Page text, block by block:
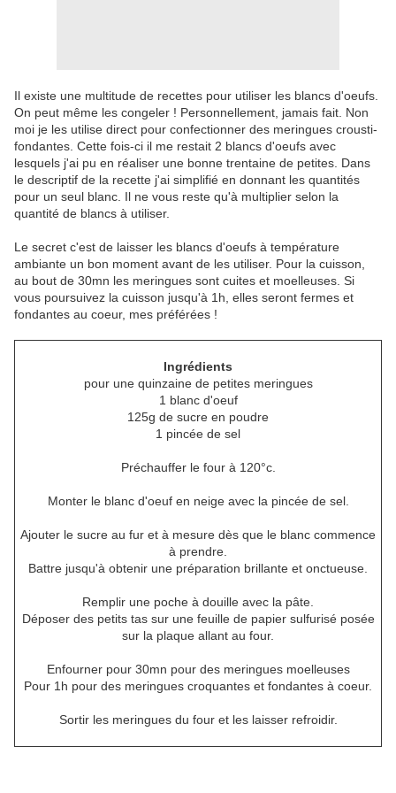
Il existe une multitude de recettes pour utiliser les blancs d'oeufs.
On peut même les congeler ! Personnellement, jamais fait. Non
moi je les utilise direct pour confectionner des meringues crousti-
fondantes. Cette fois-ci il me restait 2 blancs d'oeufs avec
lesquels j'ai pu en réaliser une bonne trentaine de petites. Dans
le descriptif de la recette j'ai simplifié en donnant les quantités
pour un seul blanc. Il ne vous reste qu'à multiplier selon la
quantité de blancs à utiliser.
Le secret c'est de laisser les blancs d'oeufs à température
ambiante un bon moment avant de les utiliser. Pour la cuisson,
au bout de 30mn les meringues sont cuites et moelleuses. Si
vous poursuivez la cuisson jusqu'à 1h, elles seront fermes et
fondantes au coeur, mes préférées !
Ingrédients
pour une quinzaine de petites meringues
1 blanc d'oeuf
125g de sucre en poudre
1 pincée de sel
Préchauffer le four à 120°c.
Monter le blanc d'oeuf en neige avec la pincée de sel.
Ajouter le sucre au fur et à mesure dès que le blanc commence
à prendre.
Battre jusqu'à obtenir une préparation brillante et onctueuse.
Remplir une poche à douille avec la pâte.
Déposer des petits tas sur une feuille de papier sulfurisé posée
sur la plaque allant au four.
Enfourner pour 30mn pour des meringues moelleuses
Pour 1h pour des meringues croquantes et fondantes à coeur.
Sortir les meringues du four et les laisser refroidir.